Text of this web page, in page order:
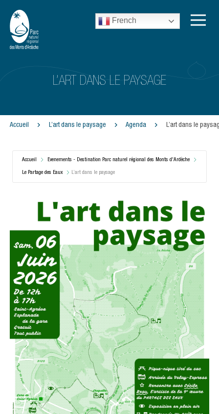
French
L’ART DANS LE PAYSAGE
Accueil L’art dans le paysage Agenda L’art dans le
Accueil Evenements - Destination Parc naturel régional des Monts d'Ardèche
Le Partage des Eaux L’art dans le paysage